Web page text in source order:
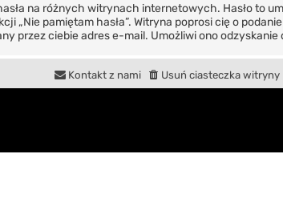
na różnych witrynach internetowych. Hasło to
„Nie pamiętam hasła”. Witryna poprosi cię o
przez ciebie adres e-mail. Umożliwi ono
Usuń ciasteczka witryny
Kontakt z nami